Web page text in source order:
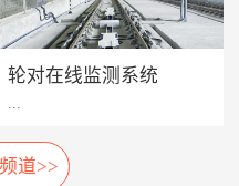
系统将车辆维保工作聚焦在提
高设备可靠性上，促进被动维
设备健康状态预警及检修智能
延长车辆设备的生命周期。
· 提升员工生产力：管理层通
轮对在线监测系统
轮对在线检测系统安装在正线
道>>